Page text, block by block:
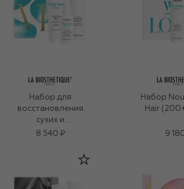
Набор для
восстановления
сухих и
повреждённых
(250+125+50ml)
8 540 ₽
Набор
Hair
9